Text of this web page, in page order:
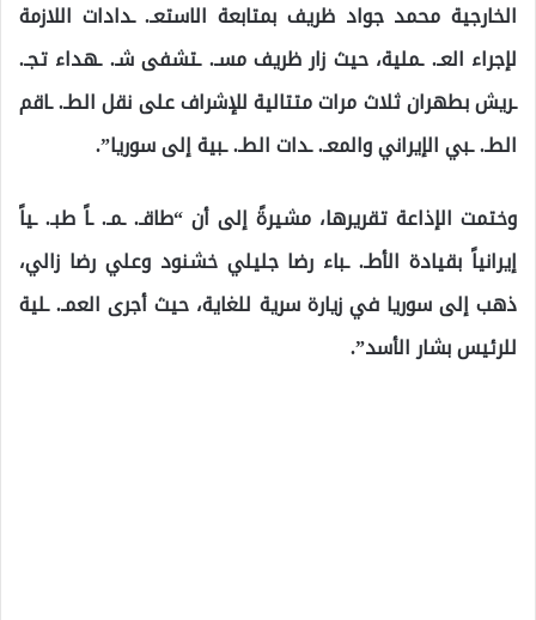
الخارجية محمد جواد ظريف بمتابعة الاستعـ. ـدادات اللازمة
لإجراء العـ. ـملية، حيث زار ظريف مسـ. ـتشفى شـ. ـهداء تجـ.
ـريش بطهران ثلاث مرات متتالية للإشراف على نقل الطـ. ـاقم
الطـ. ـبي الإيراني والمعـ. ـدات الطـ. ـبية إلى سوريا”.
وختمت الإذاعة تقريرها، مشيرةً إلى أن “طاقـ. ـمـ. ـاً طبـ. ـياً
إيرانياً بقيادة الأطـ. ـباء رضا جليلي خشنود وعلي رضا زالي،
ذهب إلى سوريا في زيارة سرية للغاية، حيث أجرى العمـ. ـلية
للرئيس بشار الأسد”.